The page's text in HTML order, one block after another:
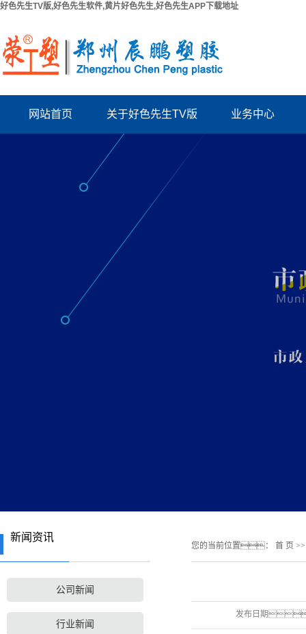
好色先生TV版,好色先生软件,黄片好色先生,好色先生APP下载地址
网站首页 关于好色先生TV版
联系好色先生TV版
厂房出租
资质档案
业务中心
新闻资讯
公司新闻
行业新闻
您的当前位置： 首 页
发布日期